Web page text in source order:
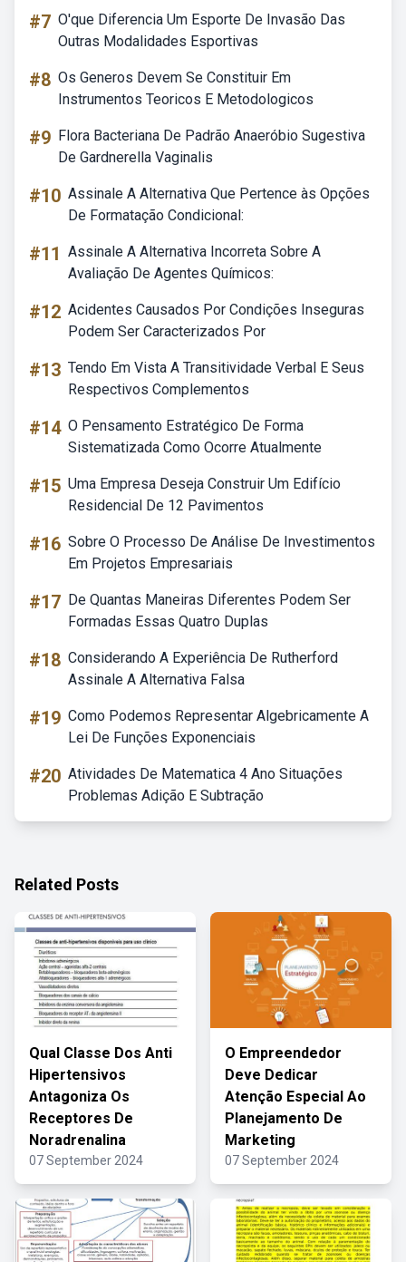
#7 O'que Diferencia Um Esporte De Invasão Das
Outras Modalidades Esportivas
#8 Os Generos Devem Se Constituir Em
Instrumentos Teoricos E Metodologicos
#9 Flora Bacteriana De Padrão Anaeróbio Sugestiva
De Gardnerella Vaginalis
#10 Assinale A Alternativa Que Pertence às Opções
De Formatação Condicional:
#11 Assinale A Alternativa Incorreta Sobre A
Avaliação De Agentes Químicos:
#12 Acidentes Causados Por Condições Inseguras
Podem Ser Caracterizados Por
#13 Tendo Em Vista A Transitividade Verbal E Seus
Respectivos Complementos
#14 O Pensamento Estratégico De Forma
Sistematizada Como Ocorre Atualmente
#15 Uma Empresa Deseja Construir Um Edifício
Residencial De 12 Pavimentos
#16 Sobre O Processo De Análise De Investimentos
Em Projetos Empresariais
#17 De Quantas Maneiras Diferentes Podem Ser
Formadas Essas Quatro Duplas
#18 Considerando A Experiência De Rutherford
Assinale A Alternativa Falsa
#19 Como Podemos Representar Algebricamente A
Lei De Funções Exponenciais
#20 Atividades De Matematica 4 Ano Situações
Problemas Adição E Subtração
Related Posts
Qual Classe Dos Anti
Hipertensivos
Antagoniza Os
Receptores De
Noradrenalina
07 September 2024
O Empreendedor
Deve Dedicar
Atenção Especial Ao
Planejamento De
Marketing
07 September 2024